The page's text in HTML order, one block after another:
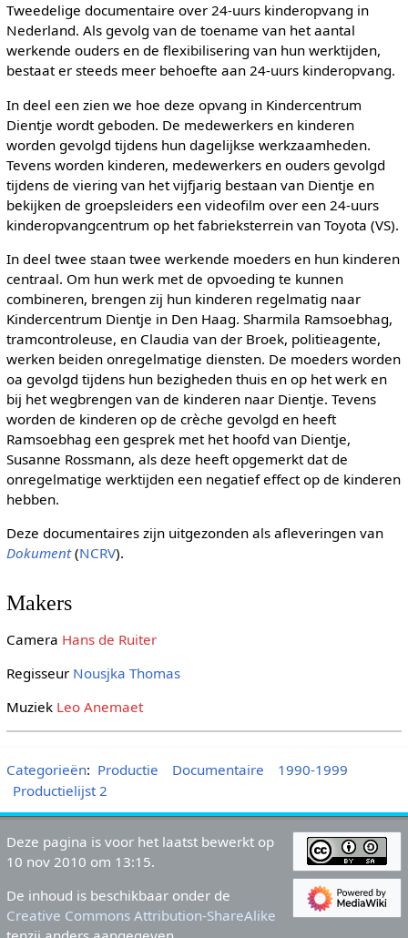
Tweedelige documentaire over 24-uurs kinderopvang in
Nederland. Als gevolg van de toename van het aantal
werkende ouders en de flexibilisering van hun werktijden,
bestaat er steeds meer behoefte aan 24-uurs kinderopvang.
In deel een zien we hoe deze opvang in Kindercentrum
Dientje wordt geboden. De medewerkers en kinderen
worden gevolgd tijdens hun dagelijkse werkzaamheden.
Tevens worden kinderen, medewerkers en ouders gevolgd
tijdens de viering van het vijfjarig bestaan van Dientje en
bekijken de groepsleiders een videofilm over een 24-uurs
kinderopvangcentrum op het fabrieksterrein van Toyota (VS).
In deel twee staan twee werkende moeders en hun kinderen
centraal. Om hun werk met de opvoeding te kunnen
combineren, brengen zij hun kinderen regelmatig naar
Kindercentrum Dientje in Den Haag. Sharmila Ramsoebhag,
tramcontroleuse, en Claudia van der Broek, politieagente,
werken beiden onregelmatige diensten. De moeders worden
oa gevolgd tijdens hun bezigheden thuis en op het werk en
bij het wegbrengen van de kinderen naar Dientje. Tevens
worden de kinderen op de crèche gevolgd en heeft
Ramsoebhag een gesprek met het hoofd van Dientje,
Susanne Rossmann, als deze heeft opgemerkt dat de
onregelmatige werktijden een negatief effect op de kinderen
hebben.
Deze documentaires zijn uitgezonden als afleveringen van
Dokument(NCRV).
Makers
Camera Hans de Ruiter
Regisseur Nousjka Thomas
Muziek Leo Anemaet
Categorieën: Productie Documentaire
1990-1999
Productielijst 2
Deze pagina is voor het laatst bewerkt op
10 nov 2010 om 13:15.
De inhoud is beschikbaar onder de
Creative Commons Attribution-ShareAlike